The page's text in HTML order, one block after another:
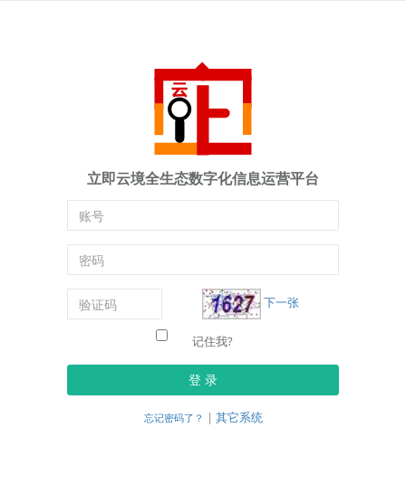
立即云境全生态数字化信息运营平台
下一张
记住我?
登 录
忘记密码了？ | 其它系统